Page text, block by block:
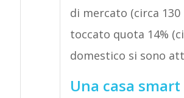
di mercato (circa
toccato quota 14%
domestico si sono
Una casa